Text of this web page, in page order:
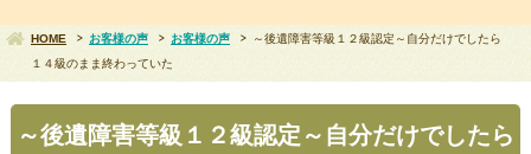
HOME お客様の声 お客様の声
～後遺障害等級１２級認定～自分だけでしたら
１４級のまま終わっていた
～後遺障害等級１２級認定～自分だけでしたら